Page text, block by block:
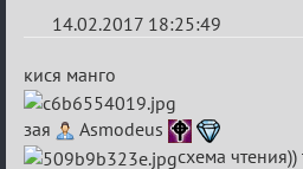
14.02.2017 18:25:49
Re:
Квадрат
Любви
кися манго
зая
Asmodeus
схема чтения))